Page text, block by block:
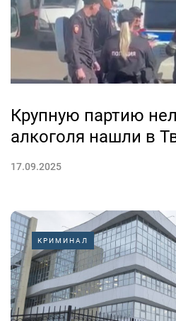
Крупную партию
алкоголя нашли в
17.09.2025
КРИМИНАЛ